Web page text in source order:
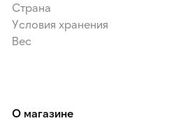
Страна
Условия хранения
Вес
О магазине